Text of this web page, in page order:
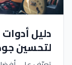
لتحسين